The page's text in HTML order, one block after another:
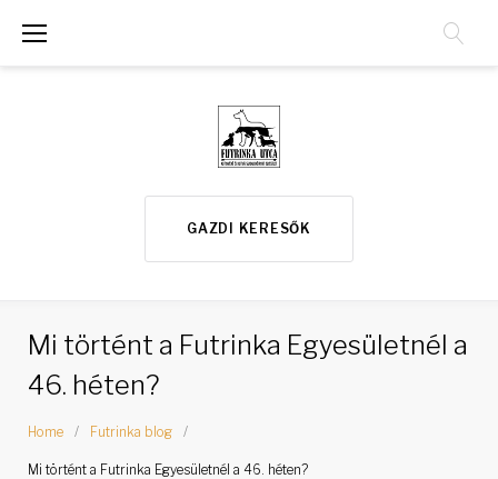
GAZDI KERESŐK
Mi történt a Futrinka Egyesületnél a
46. héten?
Home / Futrinka blog /
Mi történt a Futrinka Egyesületnél a 46. héten?